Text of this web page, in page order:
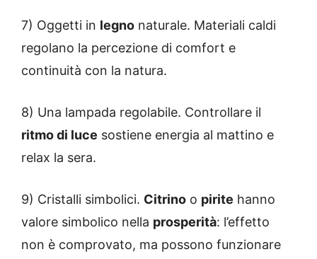
7) Oggetti in legno naturale. Materiali caldi
regolano la percezione di comfort e
continuità con la natura.
8) Una lampada regolabile. Controllare il
ritmo di luce sostiene energia al mattino e
relax la sera.
9) Cristalli simbolici. Citrino o pirite hanno
valore simbolico nella prosperità: l’effetto
non è comprovato, ma possono funzionare